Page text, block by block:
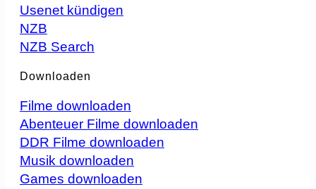
Usenet kündigen
NZB
NZB Search
Downloaden
Filme downloaden
Abenteuer Filme downloaden
DDR Filme downloaden
Musik downloaden
Games downloaden